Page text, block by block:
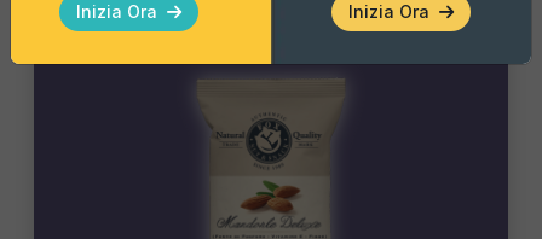
Inizia Ora Inizia Ora